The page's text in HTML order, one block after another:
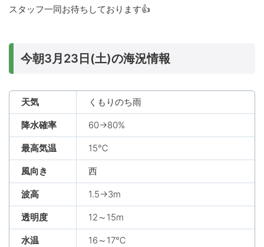
スタッフ一同お待ちしております👍
今朝3月23日(土)の海況情報
天気 くもりのち雨
降水確率 60→80%
最高気温 15℃
風向き 西
波高 1.5→3m
透明度 12～15m
水温 16～17℃